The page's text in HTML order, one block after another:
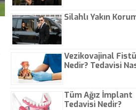
Silahlı Yakın
Vezikovajinal
Nedir? Tedavisi
Tüm Ağız İmplant
Tedavisi Nedir?